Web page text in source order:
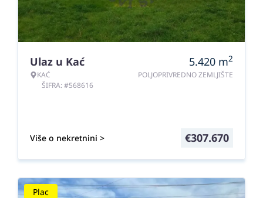
Ulaz u Kać
KAĆ
ŠIFRA: #568616
5.420 m2
POLJOPRIVREDNO ZEMLJIŠTE
Više o nekretnini > €307.670
Plac